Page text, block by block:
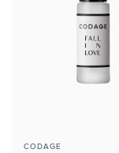
CODAGE